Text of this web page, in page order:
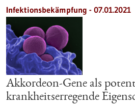
Infektionsbekämpfung - 07.01.2021
Akkordeon-Gene als
krankheitserregende